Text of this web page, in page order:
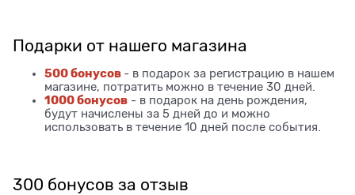
Подарки от нашего магазина
500 бонусов - в подарок за регистрацию в нашем
магазине, потратить можно в течение 30 дней.
1000 бонусов - в подарок на день рождения,
будут начислены за 5 дней до и можно
использовать в течение 10 дней после события.
300 бонусов за отзыв